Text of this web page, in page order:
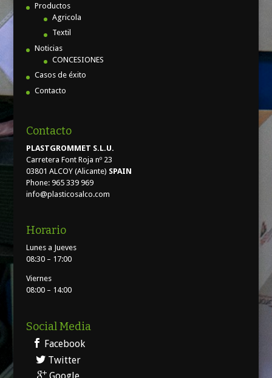
Productos
Agricola
Textil
Noticias
CONCESIONES
Casos de éxito
Contacto
Contacto
PLASTGROMMET S.L.U.
Carretera Font Roja nº 23
03801 ALCOY (Alicante) SPAIN
Phone: 965 339 969
info@plasticosalco.com
Horario
Lunes a Jueves
08:30 – 17:00
Viernes
08:00 – 14:00
Social Media
Facebook
Twitter